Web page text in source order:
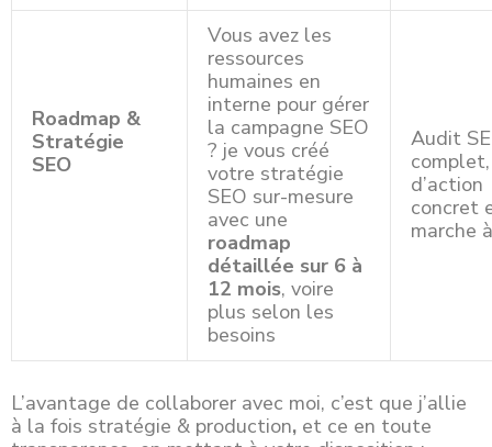
Roadmap &
Stratégie
SEO
Vous avez les
ressources
humaines en
interne pour gérer
la campagne SEO
? je vous créé
votre stratégie
SEO sur-mesure
avec une
roadmap
détaillée sur 6 à
12 mois, voire
plus selon les
besoins
Audit
d’action
concret
marche
L’avantage de collaborer avec moi, c’est que j’allie
à la fois stratégie & production, et ce en toute